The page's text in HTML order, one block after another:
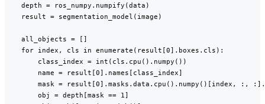
    depth = ros_numpy.numpify(data)
    result = segmentation_model(image)
    all_objects = []
    for index, cls in enumerate(result[0].boxes.cls):
        class_index = int(cls.cpu().numpy())
        name = result[0].names[class_index]
mask = result[0].masks.data.cpu().numpy()[index, :,
        obj = depth[mask == 1]